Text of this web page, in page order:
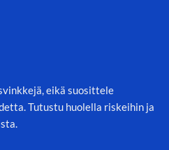
eikä suosittele
Tutustu huolella riskeihin ja